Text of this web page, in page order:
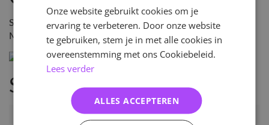
SIZE : 29.5 x 43 CM
MATERIAL : PAPER, PP
Specificaties
Artikelnummer
BTS-JH-HOTS-PCKT
Onze website gebruikt cookies om je
ervaring te verbeteren. Door onze website
te gebruiken, stem je in met alle cookies in
overeenstemming met ons Cookiebeleid.
Lees verder
ALLES ACCEPTEREN